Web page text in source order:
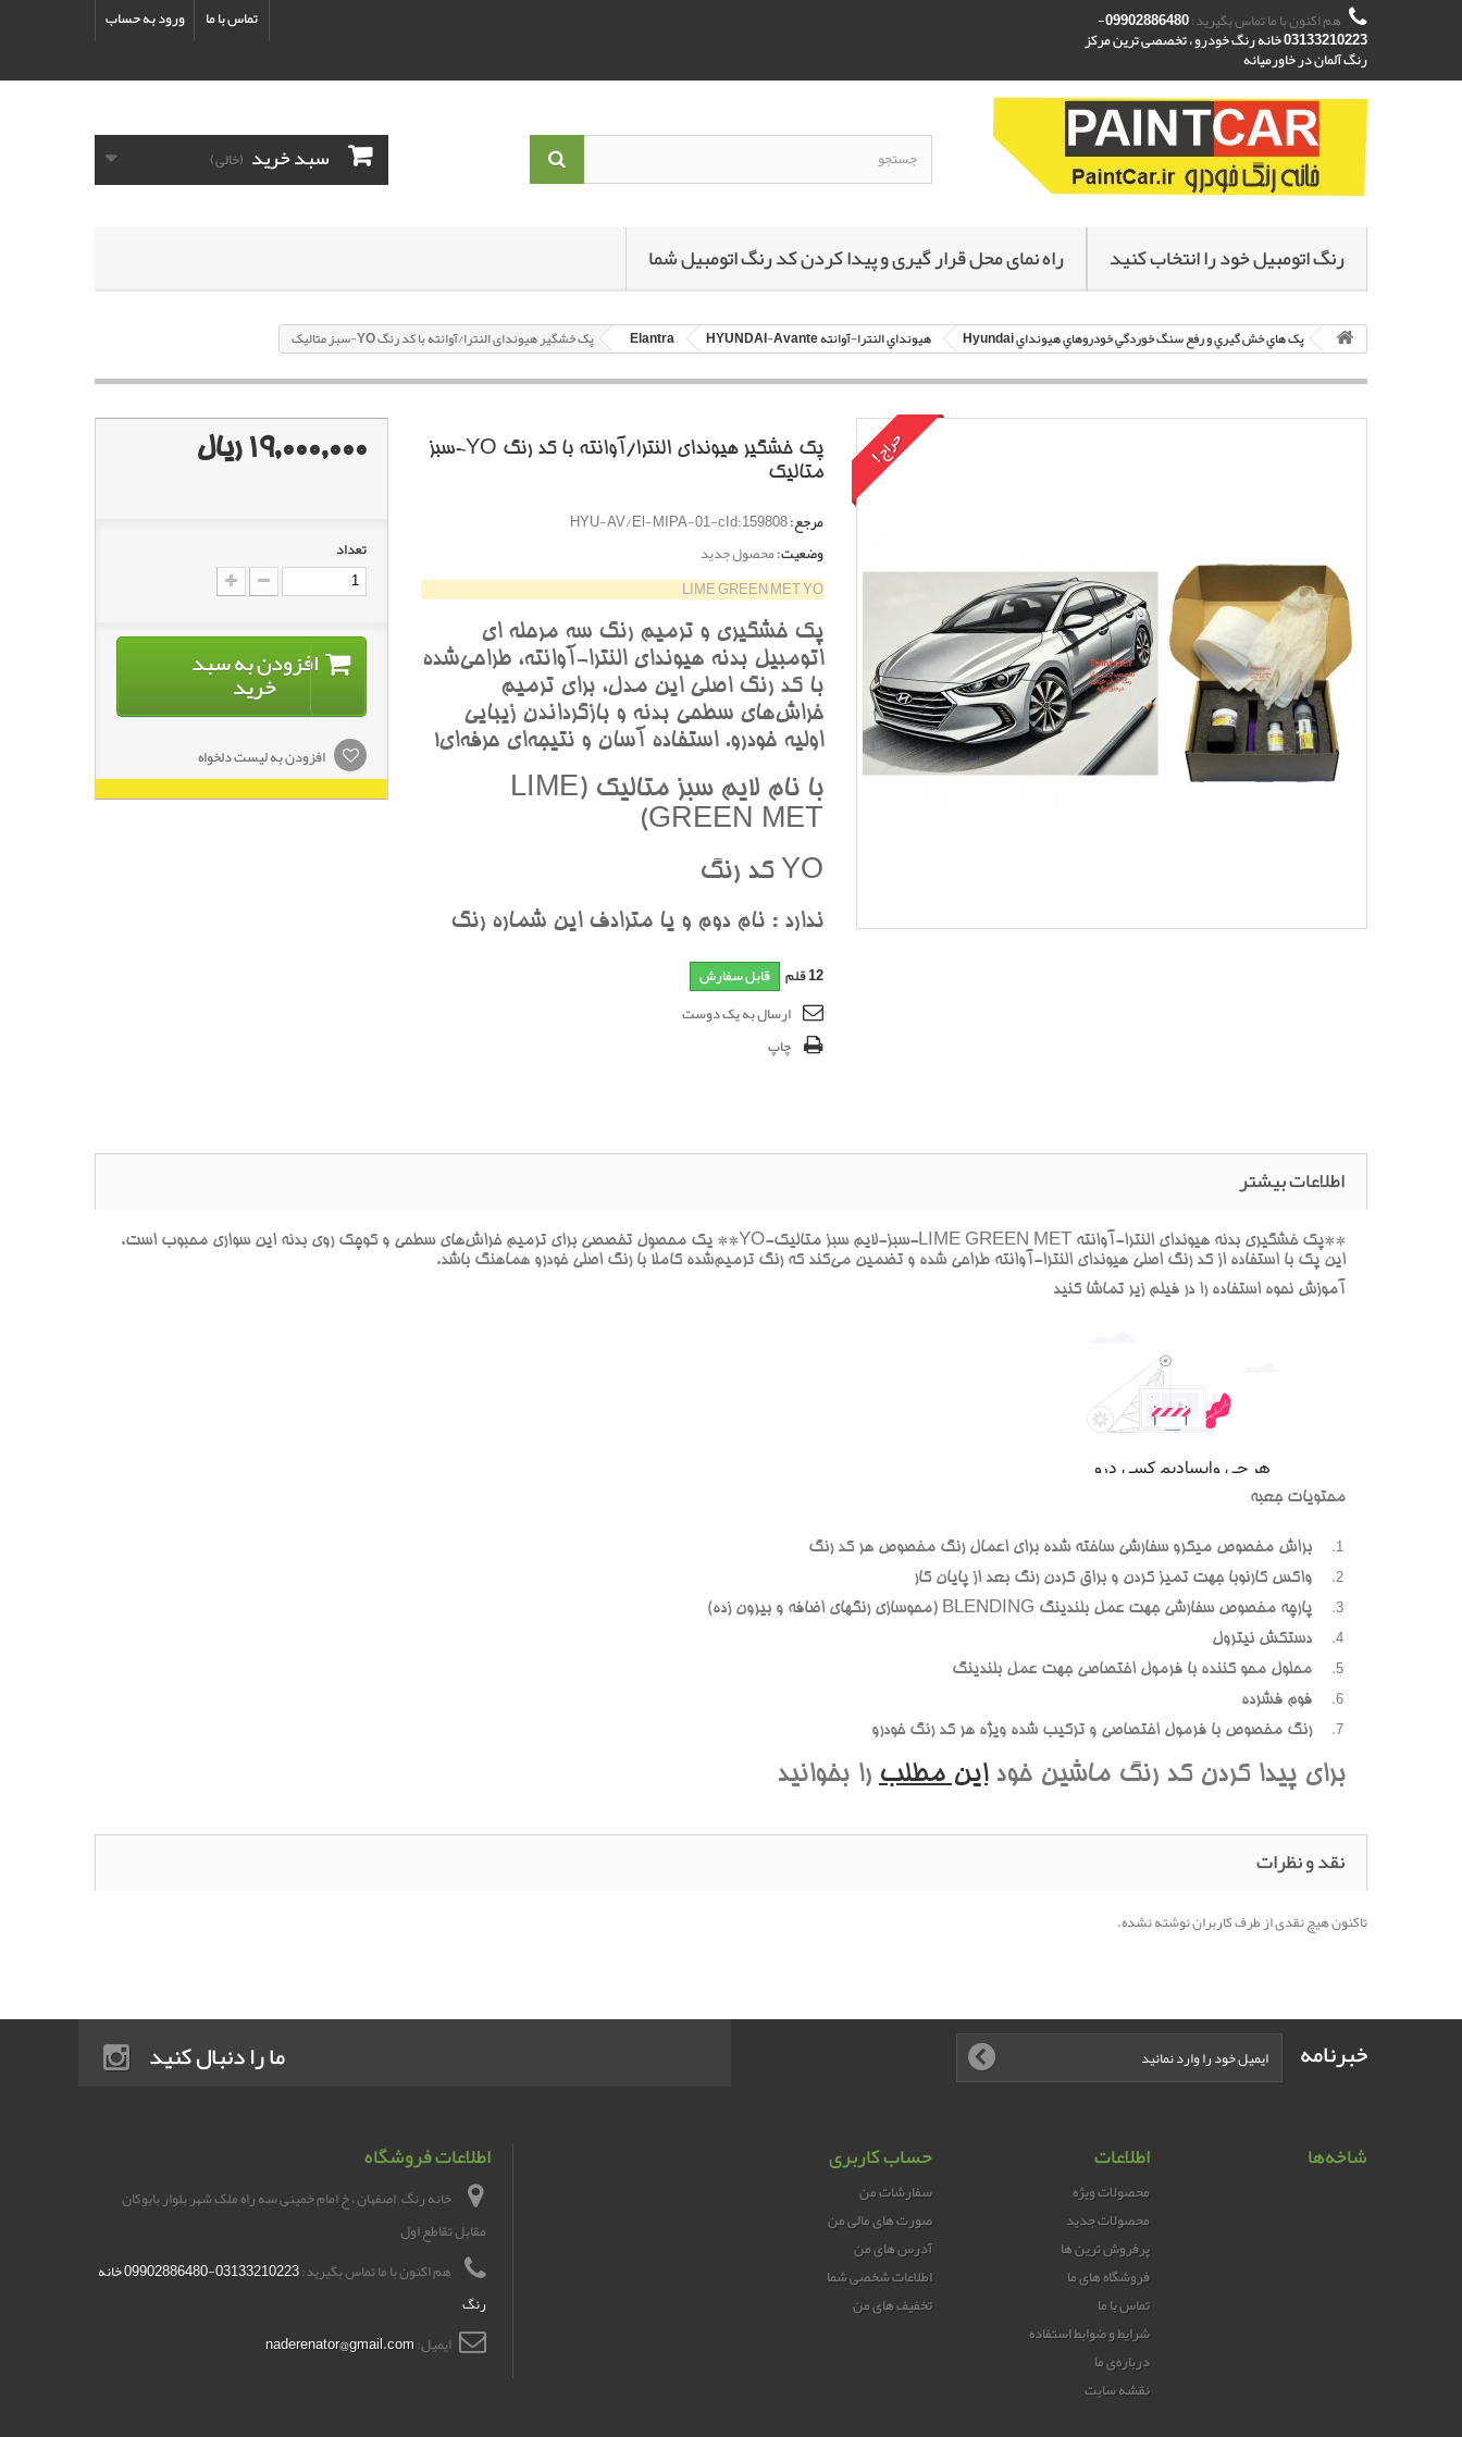
ورود به حساب تماس با ما هم اکنون با ما تماس بگیرید: 09902886480-
03133210223 خانه رنگ خودرو ، تخصصی ترین مرکز
رنگ آلمان در خاورمیانه
سبد خرید (خالی)
رنگ اتومبیل خود را انتخاب کنید راه نمای محل قرار گیری و پیدا کردن کد رنگ اتومبیل شما
پک هاي خش گيري و رفع سنگ خوردگي خودروهاي هيونداي Hyundai هيونداي النترا-آوانته HYUNDAI-Avante Elantra پک خشگير هیوندای النترا/آوانته با کد رنگ YO-سبز متاليک
حراج!
پک خشگير هیوندای النترا/آوانته با کد رنگ YO-سبز
متاليک
مرجع:HYU-AV/El-MIPA-01-cId:159808
وضعیت:محصول جدید
LIME GREEN MET YO
پک خشگيري و ترميم رنگ سه مرحله اي
اتومبيل بدنه هيونداي النترا-آوانته، طراحي‌شده
با کد رنگ اصلي اين مدل، براي ترميم
خراش‌هاي سطحي بدنه و بازگرداندن زيبايي
اوليه خودرو. استفاده آسان و نتيجه‌اي حرفه‌اي!
با نام لايم سبز متاليک (LIME
GREEN MET)
YO کد رنگ
ندارد : نام دوم و يا مترادف اين شماره رنگ
12قلم قابل سفارش
ارسال به یک دوست
چاپ
19,000,000 ریال
تعداد
افزودن به سبد
خرید
افزودن به لیست دلخواه
اطلاعات بیشتر
**پک خشگيري بدنه هيونداي النترا-آوانته LIME GREEN MET-سبز-لايم سبز متاليک-YO** يک محصول تخصصي براي ترميم خراش‌هاي سطحي و کوچک روي بدنه اين سواري محبوب است.
اين پک با استفاده از کد رنگ اصلي هيونداي النترا-آوانته طراحي شده و تضمين مي‌کند که رنگ ترميم‌شده کاملاً با رنگ اصلي خودرو هماهنگ باشد.
آموزش نحوه استفاده را در فيلم زير تماشا کنيد
محتويات جعبه
براش مخصوص ميکرو سفارشي ساخته شده براي اعمال رنگ مخصوص هر کد رنگ
واکس کارنوبا جهت تميز کردن و براق کردن رنگ بعد از پايان کار
پارچه مخصوص سفارشي جهت عمل بلندينگ BLENDING (محوسازي رنگهاي اضافه و بيرون زده)
دستکش نيترول
محلول محو کننده با فرمول اختصاصي جهت عمل بلندينگ
فوم فشرده
رنگ مخصوص با فرمول اختصاصي و ترکيب شده ويژه هر کد رنگ خودرو
براي پيدا کردن کد رنگ ماشين خوداين مطلب را بخوانيد
نقد و نظرات
تاکنون هیچ نقدی از طرف کاربران نوشته نشده.
خبرنامه ما را دنبال کنید
شاخه‌ها اطلاعات
محصولات ویژه
محصولات جدید
پرفروش ترین‌ ها
فروشگاه های ما
تماس با ما
شرایط و ضوابط استفاده
درباره‌ی ما
نقشه سایت
حساب کاربری
سفارشات من
صورت های مالی من
آدرس های من
اطلاعات شخصی شما
تخفیف های من
اطلاعات فروشگاه
خانه رنگ , اصفهان ، خ امام خمینی سه راه ملک شهر بلوار بابوکان
مقابل تقاطع اول
هم اکنون با ما تماس بگیرید:
03133210223-09902886480 خانه
رنگ
ایمیل:naderenator@gmail.com